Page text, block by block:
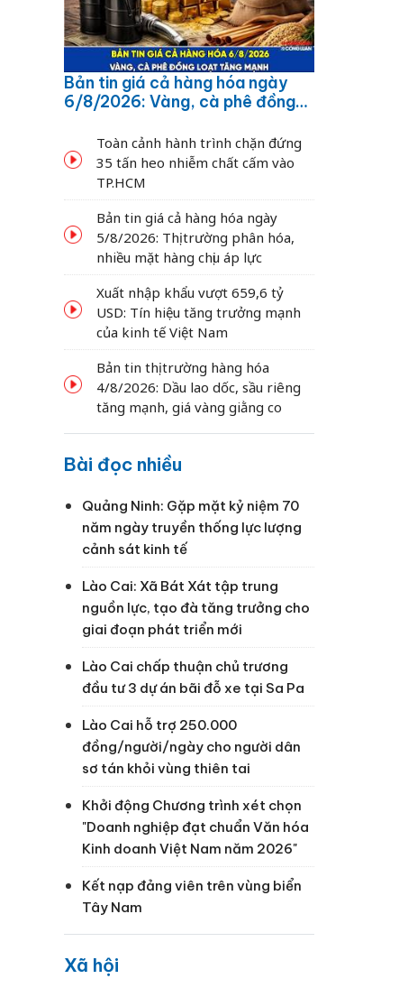
Bản tin giá cả hàng hóa ngày
6/8/2026: Vàng, cà phê đồng
Toàn cảnh hành trình chặn đứng
35 tấn heo nhiễm chất cấm vào
TP.HCM
Bản tin giá cả hàng hóa ngày
5/8/2026: Thị trường phân hóa,
nhiều mặt hàng chịu áp lực
Xuất nhập khẩu vượt 659,6 tỷ
USD: Tín hiệu tăng trưởng mạnh
của kinh tế Việt Nam
Bản tin thị trường hàng hóa
4/8/2026: Dầu lao dốc, sầu riêng
tăng mạnh, giá vàng giằng co
Bài đọc nhiều
Quảng Ninh: Gặp mặt kỷ niệm 70
năm ngày truyền thống lực lượng
cảnh sát kinh tế
Lào Cai: Xã Bát Xát tập trung
nguồn lực, tạo đà tăng trưởng cho
giai đoạn phát triển mới
Lào Cai chấp thuận chủ trương
đầu tư 3 dự án bãi đỗ xe tại Sa Pa
Lào Cai hỗ trợ 250.000
đồng/người/ngày cho người dân
sơ tán khỏi vùng thiên tai
Khởi động Chương trình xét chọn
"Doanh nghiệp đạt chuẩn Văn hóa
Kinh doanh Việt Nam năm 2026"
Kết nạp đảng viên trên vùng biển
Tây Nam
Xã hội